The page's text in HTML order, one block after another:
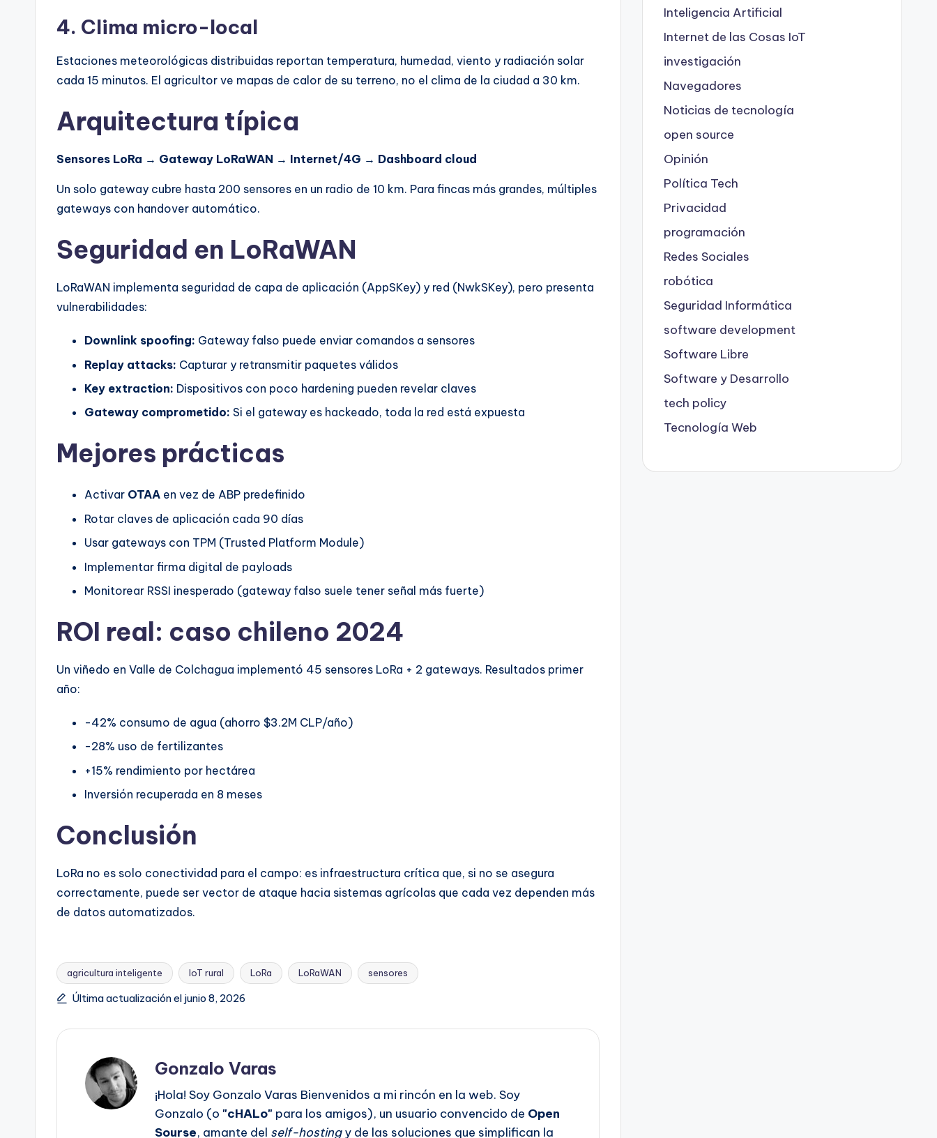
4. Clima micro-local
Estaciones meteorológicas distribuidas reportan temperatura, humedad, viento y radiación solar
cada 15 minutos. El agricultor ve mapas de calor de su terreno, no el clima de la ciudad a 30 km.
Arquitectura típica
Sensores LoRa → Gateway LoRaWAN → Internet/4G → Dashboard cloud
Un solo gateway cubre hasta 200 sensores en un radio de 10 km. Para fincas más grandes, múltiples
gateways con handover automático.
Seguridad en LoRaWAN
LoRaWAN implementa seguridad de capa de aplicación (AppSKey) y red (NwkSKey), pero presenta
vulnerabilidades:
Downlink spoofing: Gateway falso puede enviar comandos a sensores
Replay attacks: Capturar y retransmitir paquetes válidos
Key extraction: Dispositivos con poco hardening pueden revelar claves
Gateway comprometido: Si el gateway es hackeado, toda la red está expuesta
Mejores prácticas
Activar OTAA en vez de ABP predefinido
Rotar claves de aplicación cada 90 días
Usar gateways con TPM (Trusted Platform Module)
Implementar firma digital de payloads
Monitorear RSSI inesperado (gateway falso suele tener señal más fuerte)
ROI real: caso chileno 2024
Un viñedo en Valle de Colchagua implementó 45 sensores LoRa + 2 gateways. Resultados primer
año:
-42% consumo de agua (ahorro $3.2M CLP/año)
-28% uso de fertilizantes
+15% rendimiento por hectárea
Inversión recuperada en 8 meses
Conclusión
LoRa no es solo conectividad para el campo: es infraestructura crítica que, si no se asegura
correctamente, puede ser vector de ataque hacia sistemas agrícolas que cada vez dependen más
de datos automatizados.
Etiquetas:
agricultura inteligente IoT rural LoRa LoRaWAN sensores
Última actualización el junio 8, 2026
Gonzalo Varas
¡Hola! Soy Gonzalo Varas Bienvenidos a mi rincón en la web. Soy
Gonzalo (o "cHALo" para los amigos), un usuario convencido de Open
Sourse, amante del self-hostingy de las soluciones que simplifican la
Inteligencia Artificial
Internet de las Cosas IoT
investigación
Navegadores
Noticias de tecnología
open source
Opinión
Política Tech
Privacidad
programación
Redes Sociales
robótica
Seguridad Informática
software development
Software Libre
Software y Desarrollo
tech policy
Tecnología Web